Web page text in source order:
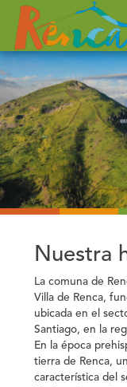
Nuestra
La comuna de
Villa de Renca,
ubicada en el
Santiago, en la
En la época
tierra de Renca,
característica del